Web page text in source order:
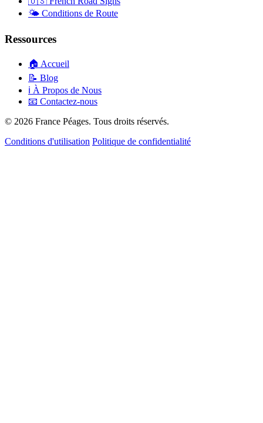
🌤️ Conditions de Route
Ressources
🏠 Accueil
📝 Blog
ℹ️ À Propos de Nous
📧 Contactez-nous
© 2026 France Péages. Tous droits réservés.
Conditions d'utilisation Politique de confidentialité